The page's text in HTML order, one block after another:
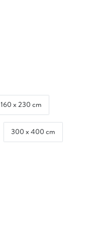
160 x 230 cm
300 x 400 cm